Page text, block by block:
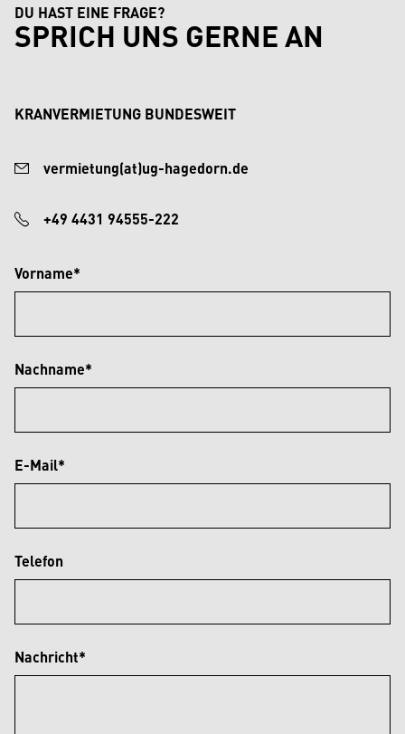
DU HAST EINE FRAGE?
SPRICH UNS GERNE AN
KRANVERMIETUNG BUNDESWEIT
vermietung(at)ug-hagedorn.de
+49 4431 94555-222
Vorname*
Nachname*
E-Mail*
Telefon
Nachricht*